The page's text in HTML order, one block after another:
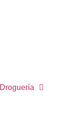
Droguería